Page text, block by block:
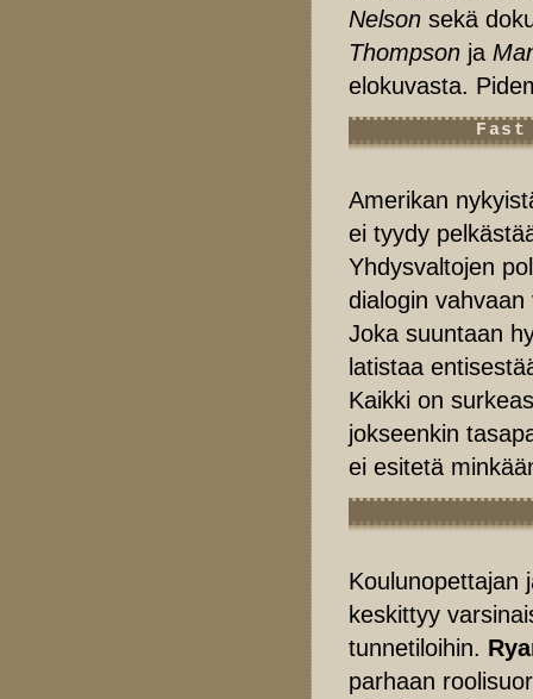
Nelson sekä
Thompson ja
elokuvasta.
Amerikan
ei tyydy
Yhdysvaltojen
dialogin
Joka suuntaan
latistaa
Kaikki on
jokseenkin
ei esitetä
Koulunopettajan
keskittyy
tunnetiloihin.
parhaan